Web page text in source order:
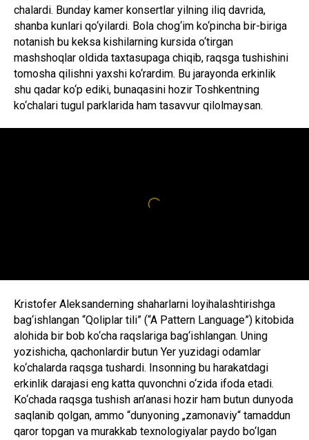
chalardi. Bunday kamer konsertlar yilning iliq davrida,
shanba kunlari qo‘yilardi. Bola chog‘im ko‘pincha bir-biriga
notanish bu keksa kishilarning kursida o‘tirgan
mashshoqlar oldida taxtasupaga chiqib, raqsga tushishini
tomosha qilishni yaxshi ko‘rardim. Bu jarayonda erkinlik
shu qadar ko‘p ediki, bunaqasini hozir Toshkentning
ko‘chalari tugul parklarida ham tasavvur qilolmaysan.
Kristofer Aleksanderning shaharlarni loyihalashtirishga
bag‘ishlangan “Qoliplar tili” (“A Pattern Language”) kitobida
alohida bir bob ko‘cha raqslariga bag‘ishlangan. Uning
yozishicha, qachonlardir butun Yer yuzidagi odamlar
ko‘chalarda raqsga tushardi. Insonning bu harakatdagi
erkinlik darajasi eng katta quvonchni o‘zida ifoda etadi.
Ko‘chada raqsga tushish an’anasi hozir ham butun dunyoda
saqlanib qolgan, ammo “dunyoning „zamonaviy“ tamaddun
qaror topgan va murakkab texnologiyalar paydo bo‘lgan